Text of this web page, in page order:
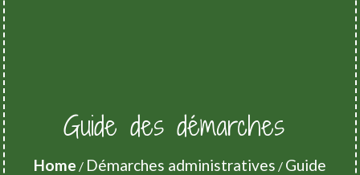
Guide des démarches
Home / Démarches administratives / Guide